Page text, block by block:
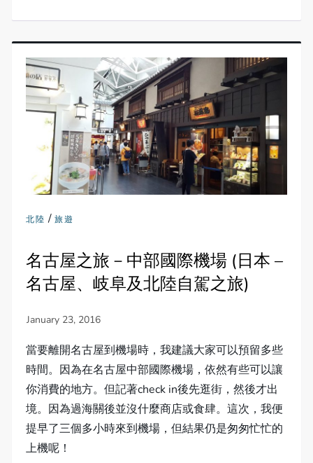
北陸 /旅遊
名古屋之旅－中部國際機場 (日本 –
名古屋、岐阜及北陸自駕之旅)
當要離開名古屋到機場時，我建議大家可以預留多些
時間。因為在名古屋中部國際機場，依然有些可以讓
你消費的地方。但記著check in後先逛街，然後才出
境。因為過海關後並沒什麼商店或食肆。這次，我便
提早了三個多小時來到機場，但結果仍是匆匆忙忙的
上機呢！